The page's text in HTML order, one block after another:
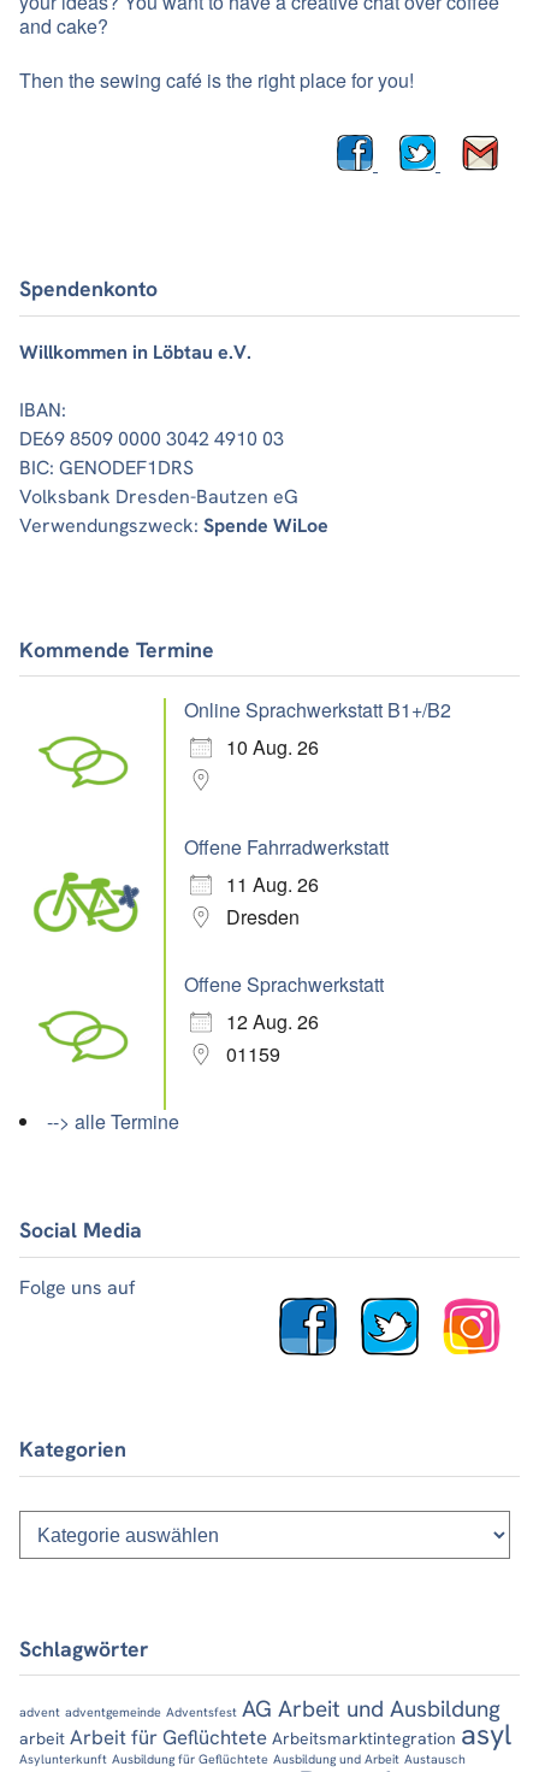
and cake?
Then the sewing café is the right place for you!
Spendenkonto
Willkommen in Löbtau e.V.
IBAN:
DE69 8509 0000 3042 4910 03
BIC: GENODEF1DRS
Volksbank Dresden-Bautzen eG
Verwendungszweck: Spende WiLoe
Kommende Termine
Online Sprachwerkstatt B1+/B2
10 Aug. 26
Offene Fahrradwerkstatt
11 Aug. 26
Dresden
Offene Sprachwerkstatt
12 Aug. 26
01159
--> alle Termine
Social Media
Folge uns auf
Kategorien
Kategorien
Schlagwörter
advent adventgemeinde Adventsfest AG Arbeit und Ausbildung
arbeit Arbeit für Geflüchtete Arbeitsmarktintegration asyl
Asylunterkunft Ausbildung für Geflüchtete Ausbildung und Arbeit Austausch